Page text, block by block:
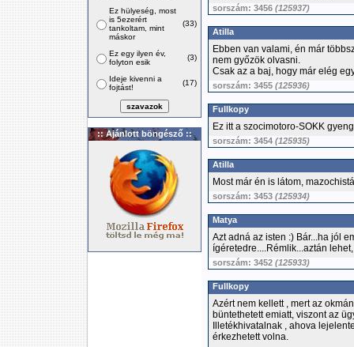
Ez hülyeség, most
is 5ezerért
tankoltam, mint
máskor
(33)
Ez egy ilyen év,
folyton esik
(3)
Ideje kivenni a
fojtást!
(17)
:: Ajánlott böngésző ::
sorszám: 3456 (125937)
Atilla
Ebben van valami, én már
nem győzök olvasni.
Csak az a baj, hogy már elég
sorszám: 3455 (125936)
Fullkopy
Ez itt a szocimotoro-SOKK
sorszám: 3454 (125935)
Atilla
Most már én is látom,
sorszám: 3453 (125934)
Matya
Azt adná az isten :) Bár...ha jól
ígéretedre....Rémlik...aztán
sorszám: 3452 (125933)
Fullkopy
Azért nem kellett , mert az
büntethetett emiatt, viszont az
Illetékhivatalnak , ahova
érkezhetett volna.